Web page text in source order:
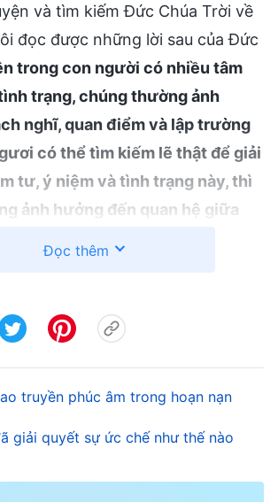
và tìm kiếm Đức Chúa Trời về
đọc được những lời sau của Đức
trong con người có nhiều tâm
trạng, chúng thường ảnh
nghĩ, quan điểm và lập trường
có thể tìm kiếm lẽ thật để giải
tư, ý niệm và tình trạng này, thì
ảnh hưởng đến quan hệ giữa
yếu tố khác nên ngươi chưa
trông tốt hay xấu, đúng hay sai,
quan niệm của con người hay
Đọc thêm
truyền phúc âm trong hoạn nạn
giải quyết sự ức chế như thế nào